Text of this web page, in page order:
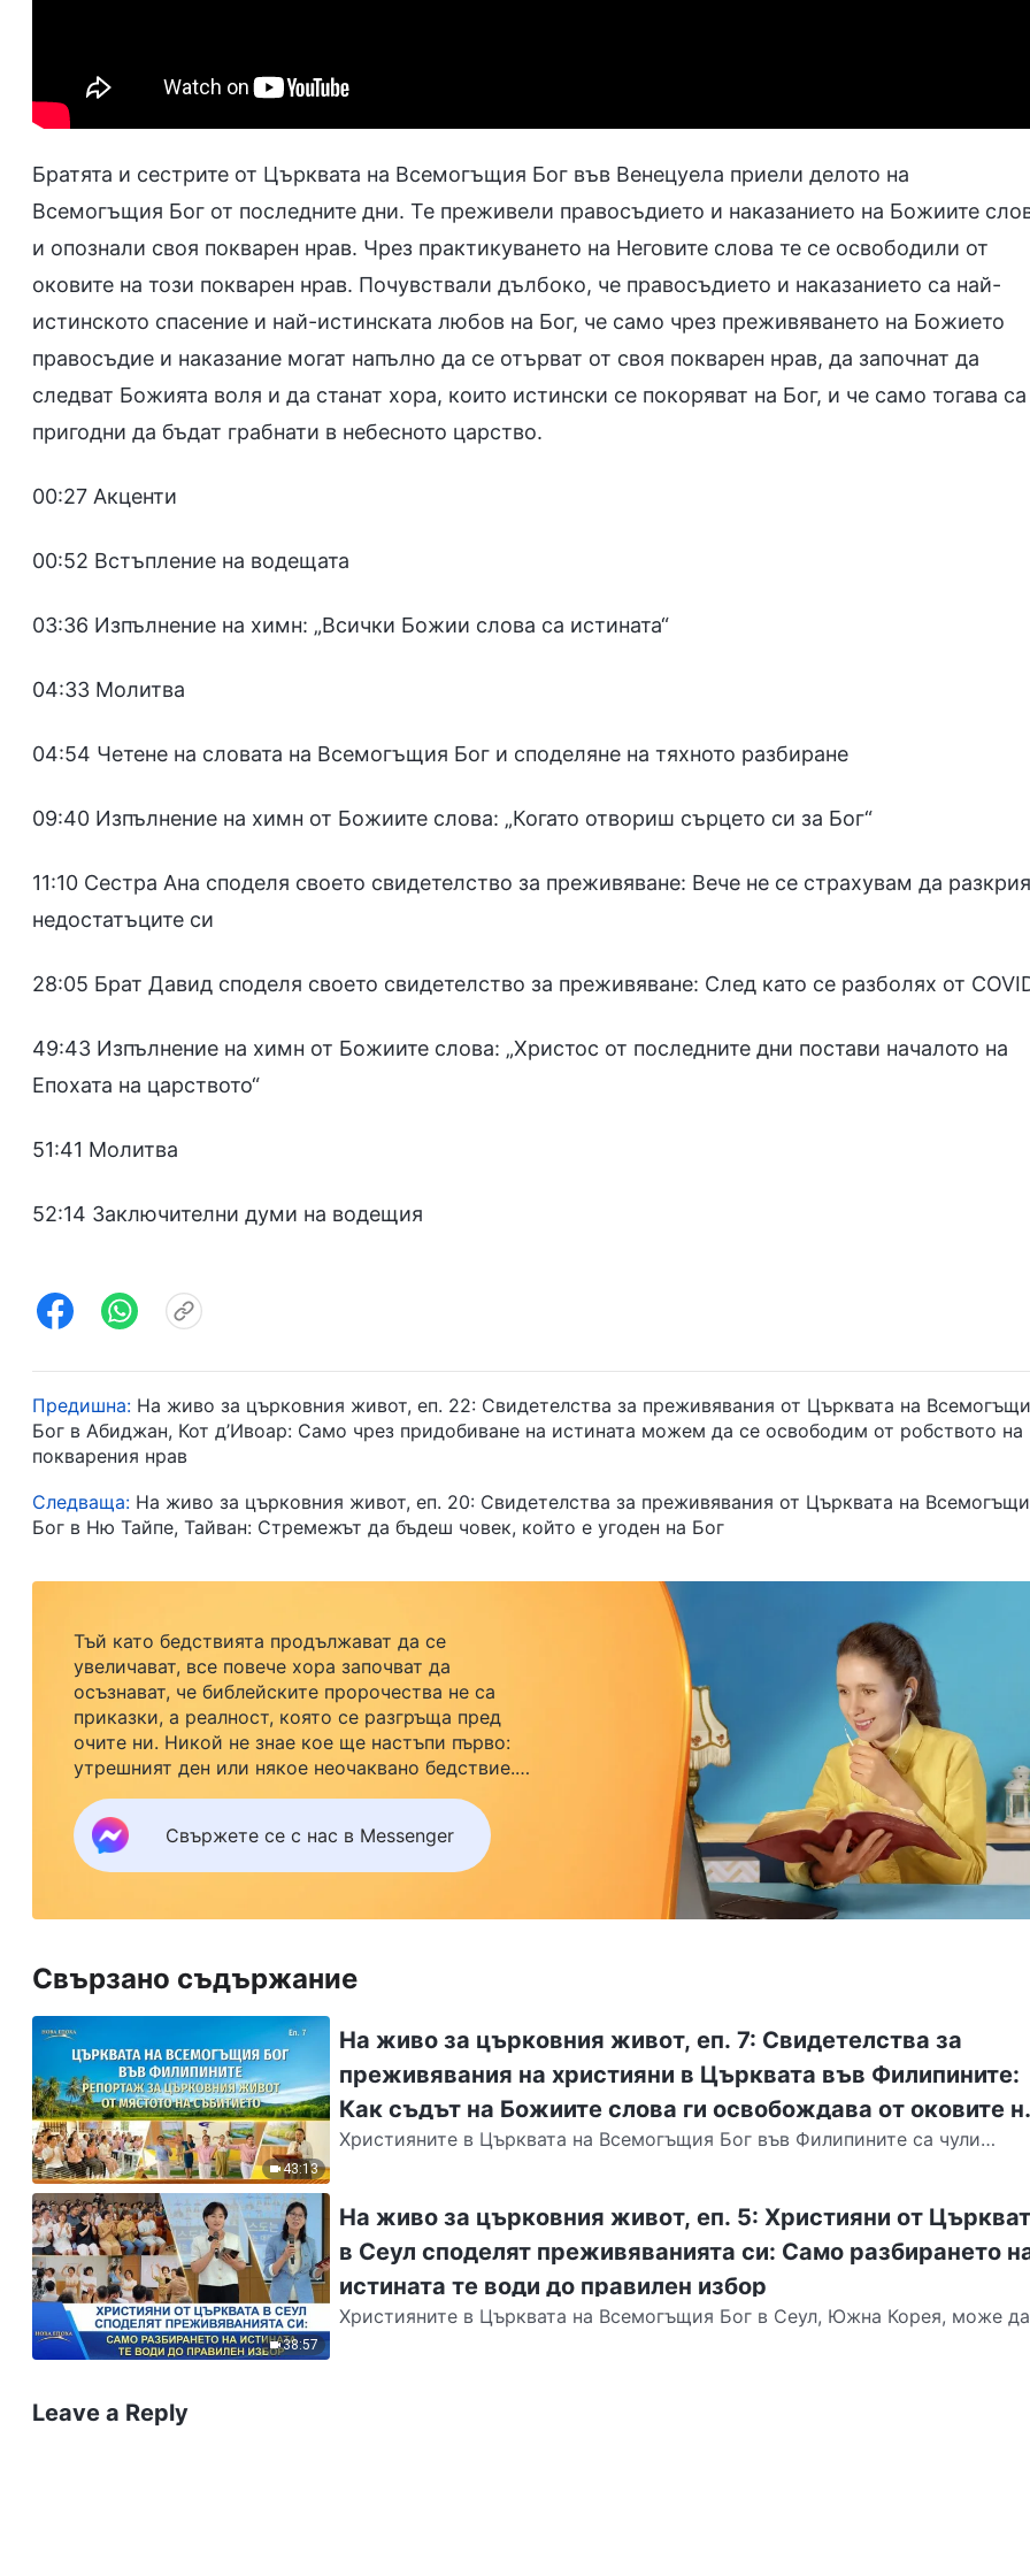
Братята и сестрите от Църквата на Всемогъщия Бог във Венецуела приели делото на
Всемогъщия Бог от последните дни. Те преживели правосъдието и наказанието на Божиите
и опознали своя покварен нрав. Чрез практикуването на Неговите слова те се освободили от
оковите на този покварен нрав. Почувствали дълбоко, че правосъдието и наказанието са най-
истинското спасение и най-истинската любов на Бог, че само чрез преживяването на Божието
правосъдие и наказание могат напълно да се отърват от своя покварен нрав, да започнат да
следват Божията воля и да станат хора, които истински се покоряват на Бог, и че само тогава са
пригодни да бъдат грабнати в небесното царство.
00:27 Акценти
00:52 Встъпление на водещата
03:36 Изпълнение на химн: „Всички Божии слова са истината“
04:33 Молитва
04:54 Четене на словата на Всемогъщия Бог и споделяне на тяхното разбиране
09:40 Изпълнение на химн от Божиите слова: „Когато отвориш сърцето си за Бог“
11:10 Сестра Ана споделя своето свидетелство за преживяване: Вече не се страхувам да разкрия
недостатъците си
28:05 Брат Давид споделя своето свидетелство за преживяване: След като се разболях от
49:43 Изпълнение на химн от Божиите слова: „Христос от последните дни постави началото на
Епохата на царството“
51:41 Молитва
52:14 Заключителни думи на водещия
Предишна: На живо за църковния живот, еп. 22: Свидетелства за преживявания от Църквата на
Бог в Абиджан, Кот д’Ивоар: Само чрез придобиване на истината можем да се освободим от робството на
покварения нрав
Следваща: На живо за църковния живот, еп. 20: Свидетелства за преживявания от Църквата на
Бог в Ню Тайпе, Тайван: Стремежът да бъдеш човек, който е угоден на Бог
Тъй като бедствията продължават да се
увеличават, все повече хора започват да
осъзнават, че библейските пророчества не са
приказки, а реалност, която се разгръща пред
очите ни. Никой не знае кое ще настъпи първо:
утрешният ден или някое неочаквано бедствие.
Ако желаете да посрещнете завръщането на
Господ със семейството си и да намерите
безопасност под Божията закрила, кликнете
върху Messenger, за да се присъедините към
Свържете се с нас в Messenger
Свързано съдържание
43:13
На живо за църковния живот, еп. 7: Свидетелства за
преживявания на християни в Църквата във Филипините:
Как съдът на Божиите слова ги освобождава от оковите
славата, придобивките и статуса
Християните в Църквата на Всемогъщия Бог във Филипините са чули
38:57
На живо за църковния живот, еп. 5: Християни от
в Сеул споделят преживяванията си: Само разбирането
истината те води до правилен избор
Християните в Църквата на Всемогъщия Бог в Сеул, Южна Корея, може да
Leave a Reply